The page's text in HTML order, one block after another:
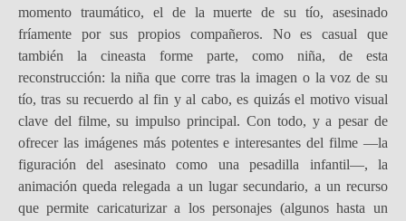
momento traumático, el de la muerte de su tío, asesinado
fríamente por sus propios compañeros. No es casual que
también la cineasta forme parte, como niña, de esta
reconstrucción: la niña que corre tras la imagen o la voz de su
tío, tras su recuerdo al fin y al cabo, es quizás el motivo visual
clave del filme, su impulso principal. Con todo, y a pesar de
ofrecer las imágenes más potentes e interesantes del filme —la
figuración del asesinato como una pesadilla infantil—, la
animación queda relegada a un lugar secundario, a un recurso
que permite caricaturizar a los personajes (algunos hasta un